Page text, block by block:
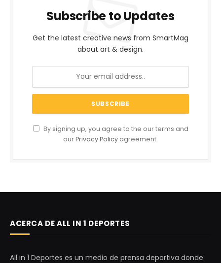
Subscribe to Updates
Get the latest creative news from SmartMag
about art & design.
By signing up, you agree to the our terms and
ourPrivacy Policy agreement.
ACERCA DE ALL IN 1 DEPORTES
All in 1 Deportes es un medio de prensa deportiva donde